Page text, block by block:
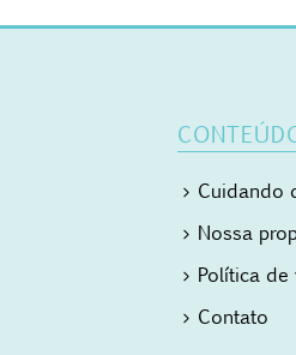
Cuidando
Nossa
Política de
Contato